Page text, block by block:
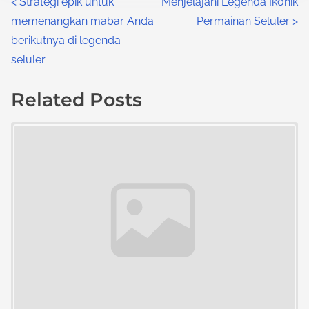
P
o
s
t
memenangkan mabar Anda
berikutnya di legenda
seluler
Permainan Seluler >
Related Posts